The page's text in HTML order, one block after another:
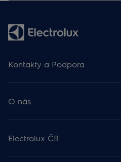
Kontakty a Podpora
Odběr newsletteru
Facebook 🡕
Instagram 🡕
TikTok 🡕
Rady a návody
O nás
Finanční informace 🡕
Udržitelnost 🡕
Práce v Electroluxu 🡕
Electrolux ČR